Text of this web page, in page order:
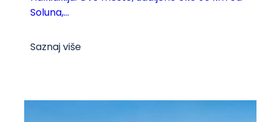
Soluna,...
Saznaj više